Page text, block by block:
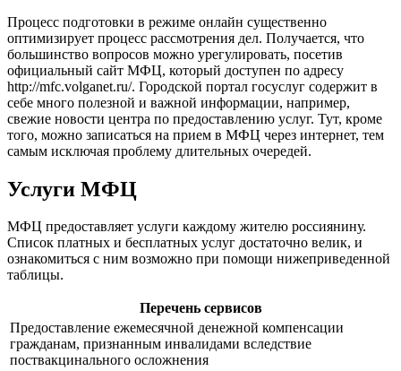
Процесс подготовки в режиме онлайн существенно
оптимизирует процесс рассмотрения дел. Получается, что
большинство вопросов можно урегулировать, посетив
официальный сайт МФЦ, который доступен по адресу
http://mfc.volganet.ru/. Городской портал госуслуг содержит в
себе много полезной и важной информации, например,
свежие новости центра по предоставлению услуг. Тут, кроме
того, можно записаться на прием в МФЦ через интернет, тем
самым исключая проблему длительных очередей.
Услуги МФЦ
МФЦ предоставляет услуги каждому жителю россиянину.
Список платных и бесплатных услуг достаточно велик, и
ознакомиться с ним возможно при помощи нижеприведенной
таблицы.
Перечень сервисов
Предоставление ежемесячной денежной компенсации
гражданам, признанным инвалидами вследствие
поствакцинального осложнения